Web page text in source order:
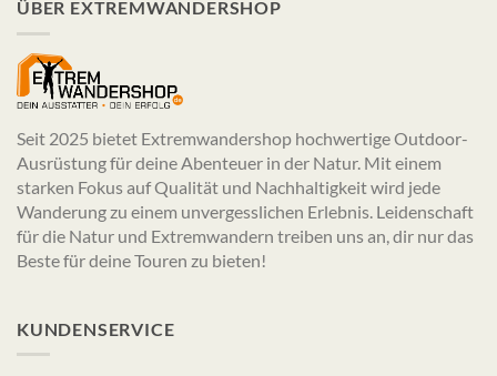
ÜBER EXTREMWANDERSHOP
Seit 2025 bietet Extremwandershop hochwertige Outdoor-
Ausrüstung für deine Abenteuer in der Natur. Mit einem
starken Fokus auf Qualität und Nachhaltigkeit wird jede
Wanderung zu einem unvergesslichen Erlebnis. Leidenschaft
für die Natur und Extremwandern treiben uns an, dir nur das
Beste für deine Touren zu bieten!
KUNDENSERVICE